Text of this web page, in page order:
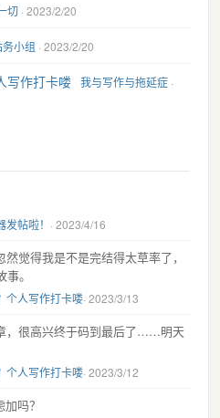
切 · 2023/2/20
小组 · 2023/2/20
写作打卡喽 我与写作与拖延症 ·
帖啦！ · 2023/4/16
觉得我是不是完结得太草率了，
。
个人写作打卡喽· 2023/3/13
，很高兴终于码到最后了……明天
个人写作打卡喽· 2023/3/12
吗？